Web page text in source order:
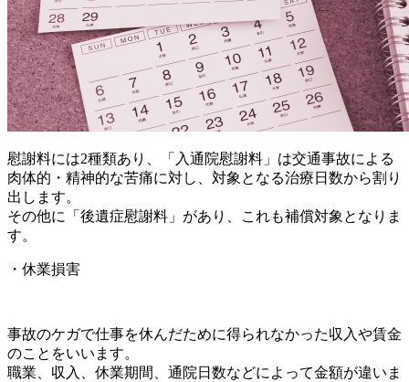
慰謝料には2種類あり、「入通院慰謝料」は交通事故による
肉体的・精神的な苦痛に対し、対象となる治療日数から割り
出します。
その他に「後遺症慰謝料」があり、これも補償対象となりま
す。
・休業損害
事故のケガで仕事を休んだために得られなかった収入や賃金
のことをいいます。
職業、収入、休業期間、通院日数などによって金額が違いま